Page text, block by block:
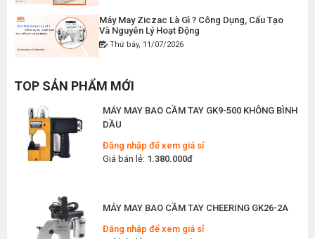
Máy May Ziczac Là Gì ? Công Dụng, Cấu Tạo
Và Nguyên Lý Hoạt Động
Thứ bảy, 11/07/2026
Đúng Kỹ Thuật
Thứ ba, 07/07/2026
Máy Trải Vải Công Nghiệp: Giải Pháp Tự Động
Hóa Giúp Xưởng May Tăng Năng Suất
Thứ bảy, 04/07/2026
Máy Sang Chỉ Là Gì? Công Dụng, Cấu Tạo Và
Nguyên Lý Hoạt Động Chi Tiết
TOP SẢN PHẨM MỚI
Đăng nhập để xem giá sỉ
Giá bán lẻ:120.000đ
Đăng nhập để xem giá sỉ
MÁY MAY BAO CẦM TAY GK9-500 KHÔNG BÌNH
DẦU